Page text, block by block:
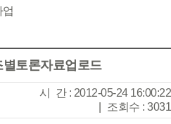
별토론자료업로드
시 간 : 2012-05-24 16:00:22
조회수 : 3031